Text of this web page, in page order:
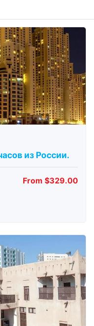
из России.
From $329.00